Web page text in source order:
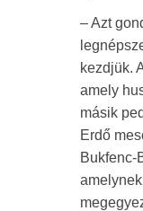
– Azt
kezdjük.
amely
másik
Erdő
Bukfenc-